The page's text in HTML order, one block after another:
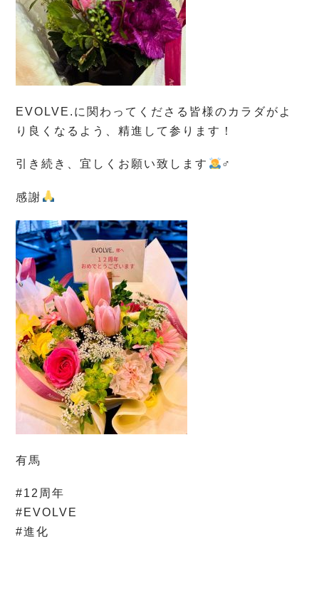
EVOLVE.に関わってくださる皆様のカラダがよ
り良くなるよう、精進して参ります！
引き続き、宜しくお願い致します ‍♂️
感謝
有馬
#12周年
#EVOLVE
#進化